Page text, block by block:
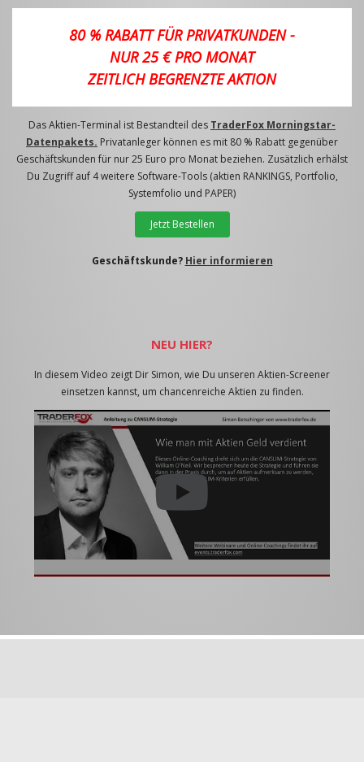
80 % RABATT FÜR PRIVATKUNDEN -
NUR 25 € PRO MONAT
ZEITLICH BEGRENZTE AKTION
Das Aktien-Terminal ist Bestandteil des TraderFox Morningstar-
Datenpakets. Privatanleger können es mit 80 % Rabatt gegenüber
Geschäftskunden für nur 25 Euro pro Monat beziehen. Zusätzlich erhälst
Du Zugriff auf 4 weitere Software-Tools (aktien RANKINGS, Portfolio,
Systemfolio und PAPER)
Jetzt Bestellen
Geschäftskunde? Hier informieren
NEU HIER?
In diesem Video zeigt Dir Simon, wie Du unseren Aktien-Screener
einsetzen kannst, um chancenreiche Aktien zu finden.